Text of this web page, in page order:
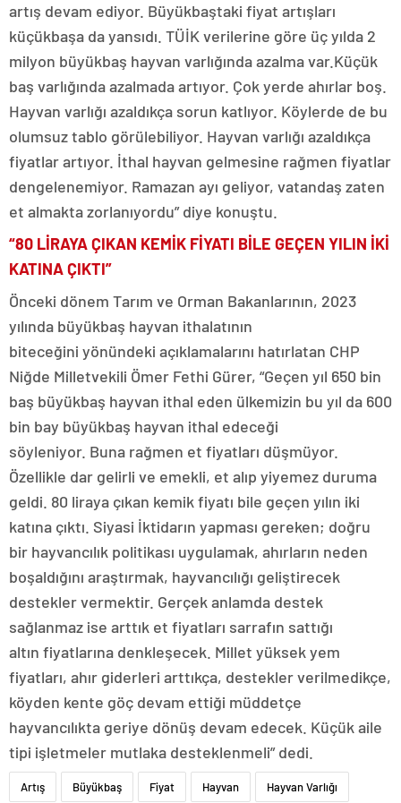
artış devam ediyor. Büyükbaştaki fiyat artışları
küçükbaşa da yansıdı. TÜİK verilerine göre üç yılda 2
milyon büyükbaş hayvan varlığında azalma var.Küçük
baş varlığında azalmada artıyor. Çok yerde ahırlar boş.
Hayvan varlığı azaldıkça sorun katlıyor. Köylerde de bu
olumsuz tablo görülebiliyor. Hayvan varlığı azaldıkça
fiyatlar artıyor. İthal hayvan gelmesine rağmen fiyatlar
dengelenemiyor. Ramazan ayı geliyor, vatandaş zaten
et almakta zorlanıyordu” diye konuştu.
“80 LİRAYA ÇIKAN KEMİK FİYATI BİLE GEÇEN YILIN İKİ
KATINA ÇIKTI”
Önceki dönem Tarım ve Orman Bakanlarının, 2023
yılında büyükbaş hayvan ithalatının
biteceğini yönündeki açıklamalarını hatırlatan CHP
Niğde Milletvekili Ömer Fethi Gürer, “Geçen yıl 650 bin
baş büyükbaş hayvan ithal eden ülkemizin bu yıl da 600
bin bay büyükbaş hayvan ithal edeceği
söyleniyor. Buna rağmen et fiyatları düşmüyor.
Özellikle dar gelirli ve emekli, et alıp yiyemez duruma
geldi. 80 liraya çıkan kemik fiyatı bile geçen yılın iki
katına çıktı. Siyasi İktidarın yapması gereken; doğru
bir hayvancılık politikası uygulamak, ahırların neden
boşaldığını araştırmak, hayvancılığı geliştirecek
destekler vermektir. Gerçek anlamda destek
sağlanmaz ise arttık et fiyatları sarrafın sattığı
altın fiyatlarına denkleşecek. Millet yüksek yem
fiyatları, ahır giderleri arttıkça, destekler verilmedikçe,
köyden kente göç devam ettiği müddetçe
hayvancılıkta geriye dönüş devam edecek. Küçük aile
tipi işletmeler mutlaka desteklenmeli” dedi.
Artış Büyükbaş Fiyat Hayvan Hayvan Varlığı